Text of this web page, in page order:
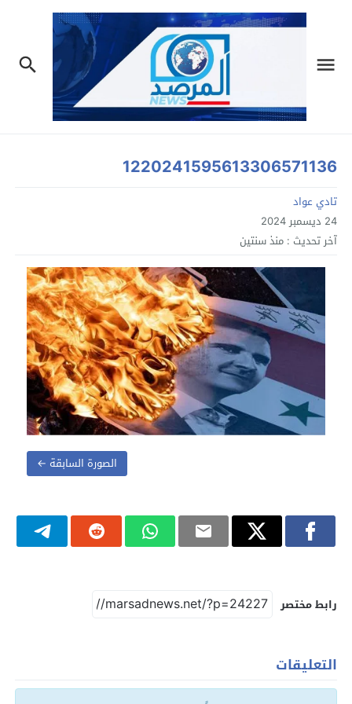
1220241595613306571136
تادي عواد
24 ديسمبر 2024
آخر تحديث : منذ سنتين
الصورة السابقة ←
رابط مختصر
التعليقات